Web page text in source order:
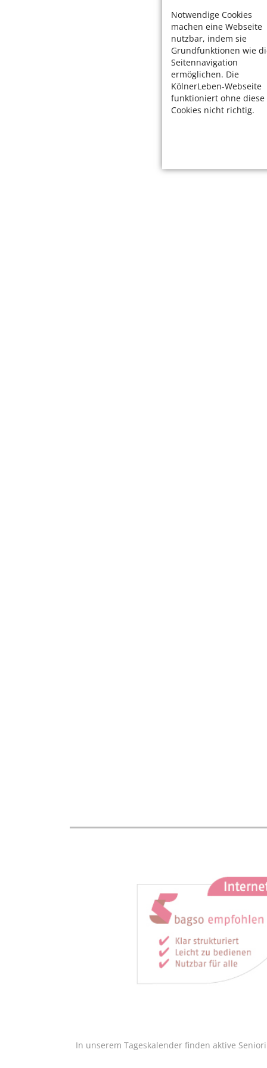
Notwendige Cookies
machen eine Webseite
nutzbar, indem sie
Grundfunktionen wie
Seitennavigation
ermöglichen. Die
KölnerLeben-Webseite
funktioniert ohne diese
Cookies nicht richtig.
In unserem Tageskalender finden aktive